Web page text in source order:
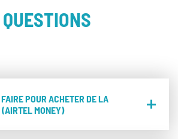
POUR ACHETER DE LA
(AIRTEL MONEY)